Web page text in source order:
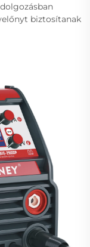
biztosítanak